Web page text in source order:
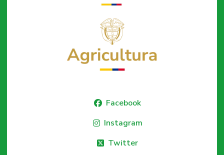
Facebook
Instagram
Twitter